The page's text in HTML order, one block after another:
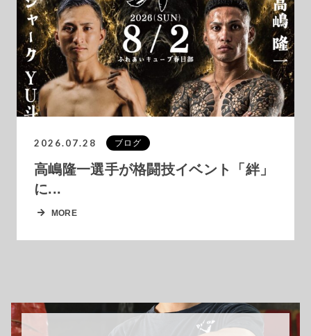
2026.07.28 ブログ
高嶋隆一選手が格闘技イベント「絆」
に...
MORE